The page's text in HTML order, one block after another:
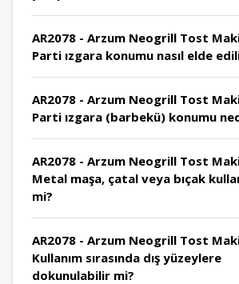
AR2078 - Arzum Neogrill Tost
Parti ızgara konumu nasıl elde
AR2078 - Arzum Neogrill Tost
Parti ızgara (barbekü) konumu
AR2078 - Arzum Neogrill Tost
Metal maşa, çatal veya bıçak
mi?
AR2078 - Arzum Neogrill Tost
Kullanım sırasında dış yüzeylere
dokunulabilir mi?